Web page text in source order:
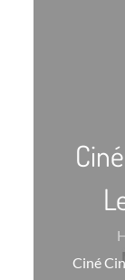
Ciné